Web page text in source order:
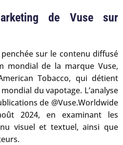
de Vuse sur
sur le contenu diffusé
mondial de la marque Vuse,
Tobacco, qui détient
du vapotage. L’analyse
de @Vuse.Worldwide
2024, en examinant les
visuel et textuel, ainsi que